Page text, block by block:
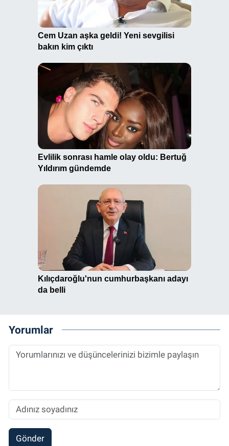
Yorumlar
Gönder